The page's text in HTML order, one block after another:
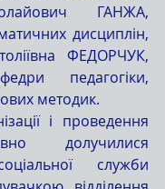
ГАНЖА,
дисциплін,
ФЕДОРЧУК,
педагогіки,
методик.
долучилися
служби